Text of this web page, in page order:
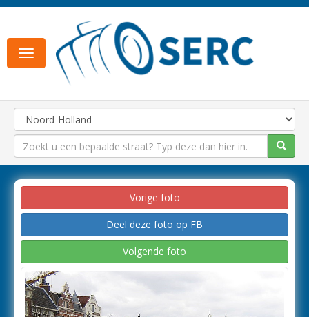
Toggle
navigation
Vorige foto
Deel deze foto op FB
Volgende foto